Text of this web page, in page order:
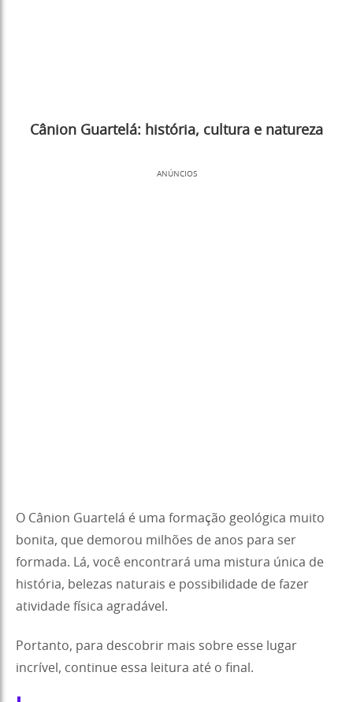
Cânion Guartelá: história, cultura e natureza
ANÚNCIOS
O Cânion Guartelá é uma formação geológica muito
bonita, que demorou milhões de anos para ser
formada. Lá, você encontrará uma mistura única de
história, belezas naturais e possibilidade de fazer
atividade física agradável.
Portanto, para descobrir mais sobre esse lugar
incrível, continue essa leitura até o final.